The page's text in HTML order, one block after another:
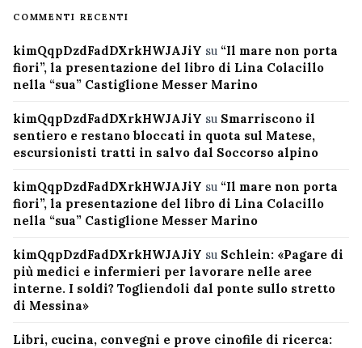
COMMENTI RECENTI
kimQqpDzdFadDXrkHWJAJiY su “Il mare non porta
fiori”, la presentazione del libro di Lina Colacillo
nella “sua” Castiglione Messer Marino
kimQqpDzdFadDXrkHWJAJiY su Smarriscono il
sentiero e restano bloccati in quota sul Matese,
escursionisti tratti in salvo dal Soccorso alpino
kimQqpDzdFadDXrkHWJAJiY su “Il mare non porta
fiori”, la presentazione del libro di Lina Colacillo
nella “sua” Castiglione Messer Marino
kimQqpDzdFadDXrkHWJAJiY su Schlein: «Pagare di
più medici e infermieri per lavorare nelle aree
interne. I soldi? Togliendoli dal ponte sullo stretto
di Messina»
Libri, cucina, convegni e prove cinofile di ricerca: